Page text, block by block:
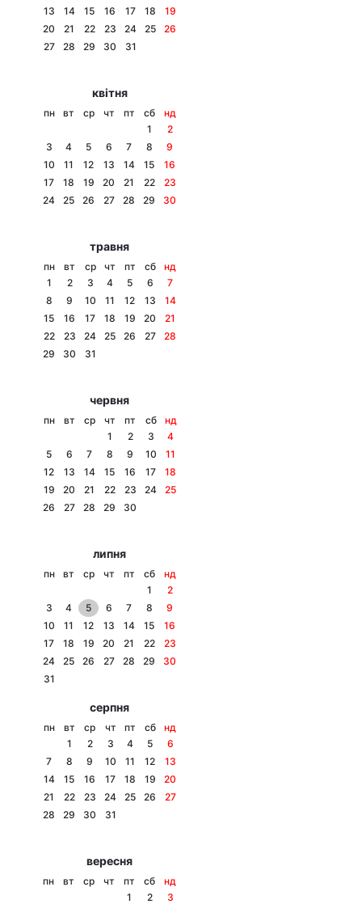
Головна
Економіка
Спорт
Техно і зв'язок
Цікавинки
Екологія
Інтерв'ю
Архів
Контакти
Тема оформлення
13
14 15 16 17 18
19
20
21 22 23 24 25
26
27
28 29 30 31
квітня
пн вт ср чт пт сб
нд
1
2
3
4 5 6 7 8
9
10
11 12 13 14 15
16
17
18 19 20 21 22
23
24
25 26 27 28 29 30
травня
пн вт ср чт пт сб
нд
1
2 3 4 5 6
7
8
9 10 11 12 13
14
15
16 17 18 19 20
21
22
23 24 25 26 27
28
29
30 31
червня
пн вт ср чт пт сб
нд
1
2 3
4
5
6 7 8 9 10
11
12
13 14 15 16 17
18
19
20 21 22 23 24
25
26
27 28 29 30
липня
пн вт ср чт пт сб
нд
1
2
3
4 5 6 7 8
9
10
11 12 13 14 15
16
17
18 19 20 21 22
23
24
25 26 27 28 29
30
31
серпня
пн вт ср чт пт сб
нд
1
2 3 4 5
6
7
8 9 10 11 12
13
14
15 16 17 18 19
20
21
22 23 24 25 26
27
28
29 30 31
вересня
пн вт ср чт пт сб
нд
1
2
3